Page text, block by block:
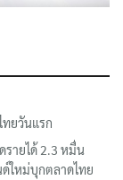
ทยวันแรก
รายได้ 2.3 หมื่น
ด์ใหม่บุกตลาดไทย